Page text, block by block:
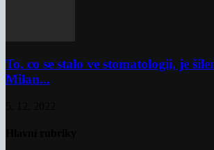
To, co se stalo ve stomatologii, je
Milan...